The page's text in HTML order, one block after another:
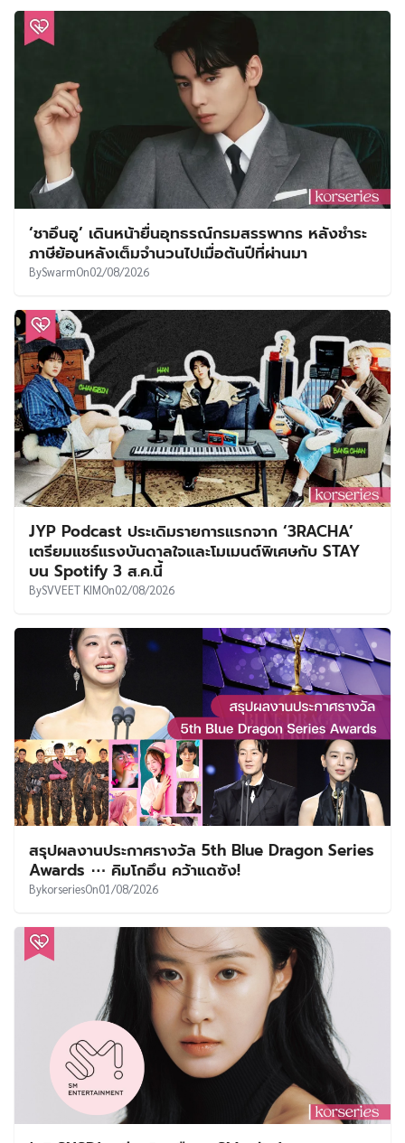
‘ชาอึนอู’ เดินหน้ายื่นอุทธรณ์กรมสรรพากร หลังชำระ
ภาษีย้อนหลังเต็มจำนวนไปเมื่อต้นปีที่ผ่านมา
Swarm 02/08/2026
JYP Podcast ประเดิมรายการแรกจาก ‘3RACHA’
เตรียมแชร์แรงบันดาลใจและโมเมนต์พิเศษกับ STAY
บน Spotify 3 ส.ค.นี้
BySVVEET KIMOn02/08/2026
สรุปผลงานประกาศรางวัล 5th Blue Dragon Series
Awards ⋯ คิมโกอึน คว้าแดซัง!
BykorseriesOn01/08/2026
‘ยูริ SNSD’ เตรียมโบกมือลา SM หลังร่วมทางมานาน
19 ปี ยันยังคงทำกิจกรรม Girls’ Generation ต่อไป
korseriesOn 31/07/2026